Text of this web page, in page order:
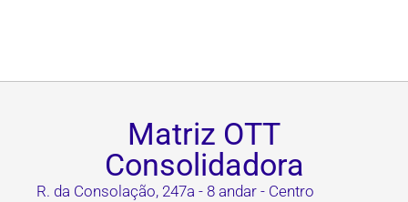
Matriz OTT
Consolidadora
R. da Consolação, 247a - 8 andar - Centro